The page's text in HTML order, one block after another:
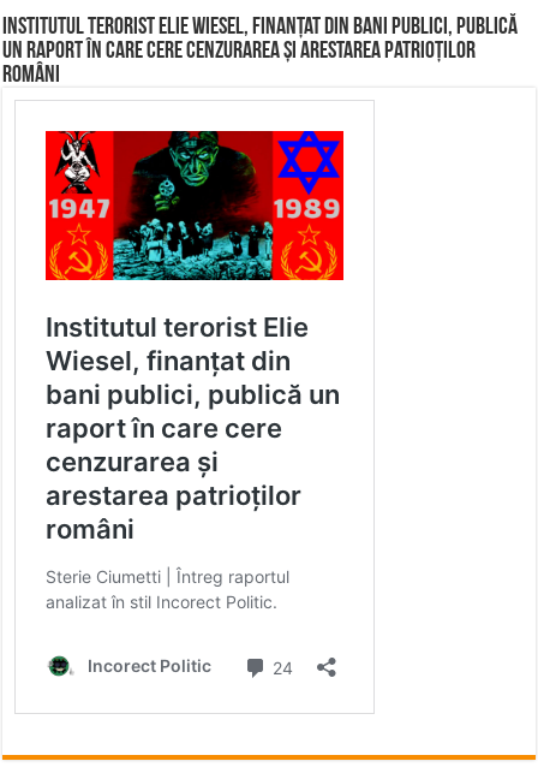
Institutul terorist Elie Wiesel, finanțat din bani publici, publică
un raport în care cere cenzurarea și arestarea patrioților
români